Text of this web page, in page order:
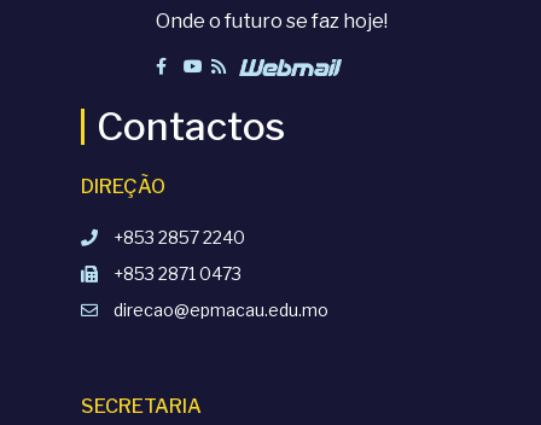
Onde o futuro se faz hoje!
Contactos
DIREÇÃO
+853 2857 2240
+853 2871 0473
direcao@epmacau.edu.mo
SECRETARIA